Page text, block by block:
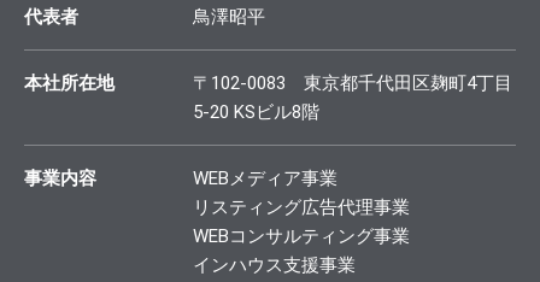
代表者 鳥澤昭平
本社所在地
〒102-0083 東京都千代田区麹町4丁目
5-20 KSビル8階
事業内容
WEBメディア事業
リスティング広告代理事業
WEBコンサルティング事業
インハウス支援事業